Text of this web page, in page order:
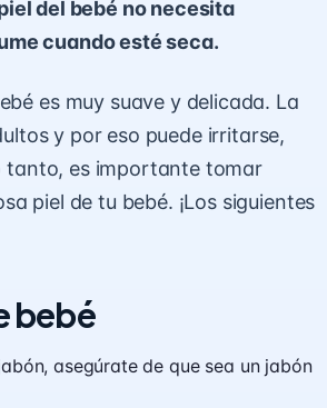
del bebé no necesita
cuando esté seca.
es muy suave y delicada. La
y por eso puede irritarse,
tanto, es importante tomar
piel de tu bebé. ¡Los siguientes
bebé
asegúrate de que sea un jabón